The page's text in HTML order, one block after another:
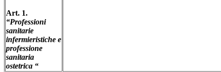
Art. 1.
“Professioni
sanitarie
infermieristiche e
professione
sanitaria
ostetrica “